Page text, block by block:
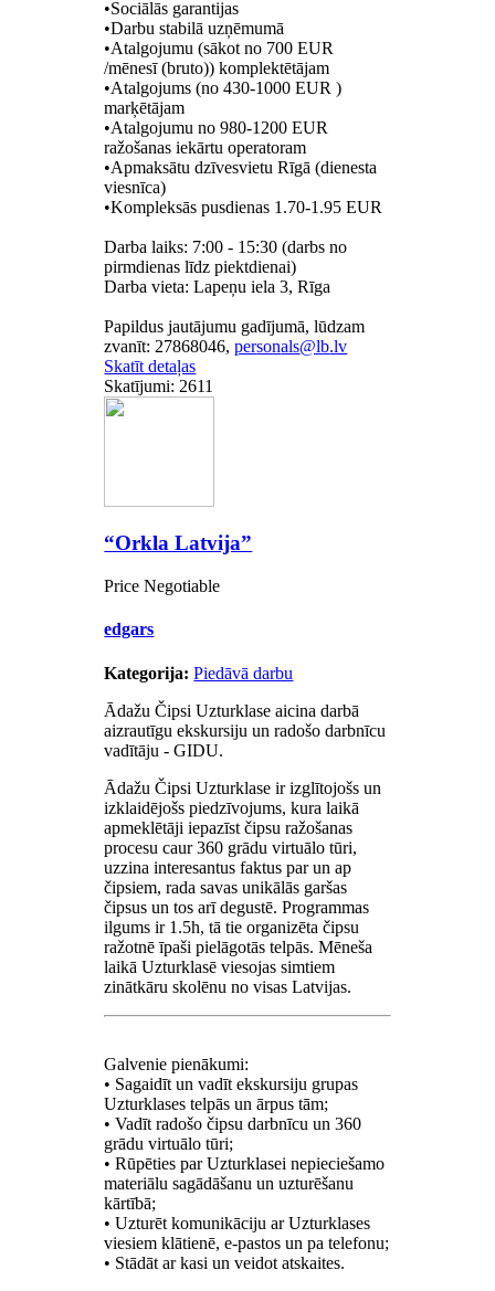
•Sociālās garantijas
•Darbu stabilā uzņēmumā
•Atalgojumu (sākot no 700 EUR
/mēnesī (bruto)) komplektētājam
•Atalgojums (no 430-1000 EUR )
marķētājam
•Atalgojumu no 980-1200 EUR
ražošanas iekārtu operatoram
•Apmaksātu dzīvesvietu Rīgā (dienesta
viesnīca)
•Kompleksās pusdienas 1.70-1.95 EUR
Darba laiks: 7:00 - 15:30 (darbs no
pirmdienas līdz piektdienai)
Darba vieta: Lapeņu iela 3, Rīga
Papildus jautājumu gadījumā, lūdzam
zvanīt: 27868046,
Skatīt detaļas
Skatījumi: 2611
“Orkla Latvija”
Price Negotiable
edgars
Kategorija: Piedāvā darbu
Ādažu Čipsi Uzturklase aicina darbā
aizrautīgu ekskursiju un radošo darbnīcu
vadītāju - GIDU.
Ādažu Čipsi Uzturklase ir izglītojošs un
izklaidējošs piedzīvojums, kura laikā
apmeklētāji iepazīst čipsu ražošanas
procesu caur 360 grādu virtuālo tūri,
uzzina interesantus faktus par un ap
čipsiem, rada savas unikālās garšas
čipsus un tos arī degustē. Programmas
ilgums ir 1.5h, tā tie organizēta čipsu
ražotnē īpaši pielāgotās telpās. Mēneša
laikā Uzturklasē viesojas simtiem
zinātkāru skolēnu no visas Latvijas.
Galvenie pienākumi:
• Sagaidīt un vadīt ekskursiju grupas
Uzturklases telpās un ārpus tām;
• Vadīt radošo čipsu darbnīcu un 360
grādu virtuālo tūri;
• Rūpēties par Uzturklasei nepieciešamo
materiālu sagādāšanu un uzturēšanu
kārtībā;
• Uzturēt komunikāciju ar Uzturklases
viesiem klātienē, e-pastos un pa telefonu;
• Stādāt ar kasi un veidot atskaites.